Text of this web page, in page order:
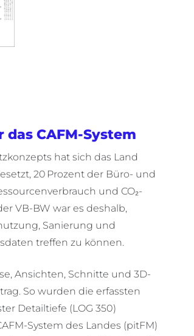
CAFM-System
hat sich das Land
20 Prozent der Büro- und
und CO₂-
VB-BW war es deshalb,
Sanierung und
treffen zu können.
Ansichten, Schnitte und 3D-
So wurden die erfassten
Detailtiefe (LOG 350)
System des Landes (pitFM)